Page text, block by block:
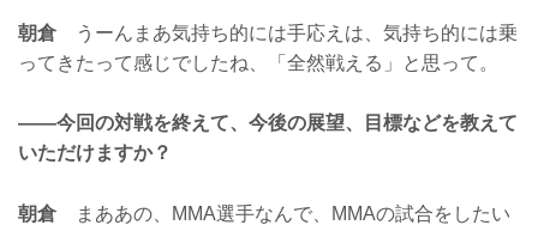
朝倉うーんまあ気持ち的には手応えは、気持ち的には乗
ってきたって感じでしたね、「全然戦える」と思って。
——今回の対戦を終えて、今後の展望、目標などを教えて
いただけますか？
朝倉まああの、MMA選手なんで、MMAの試合をしたい